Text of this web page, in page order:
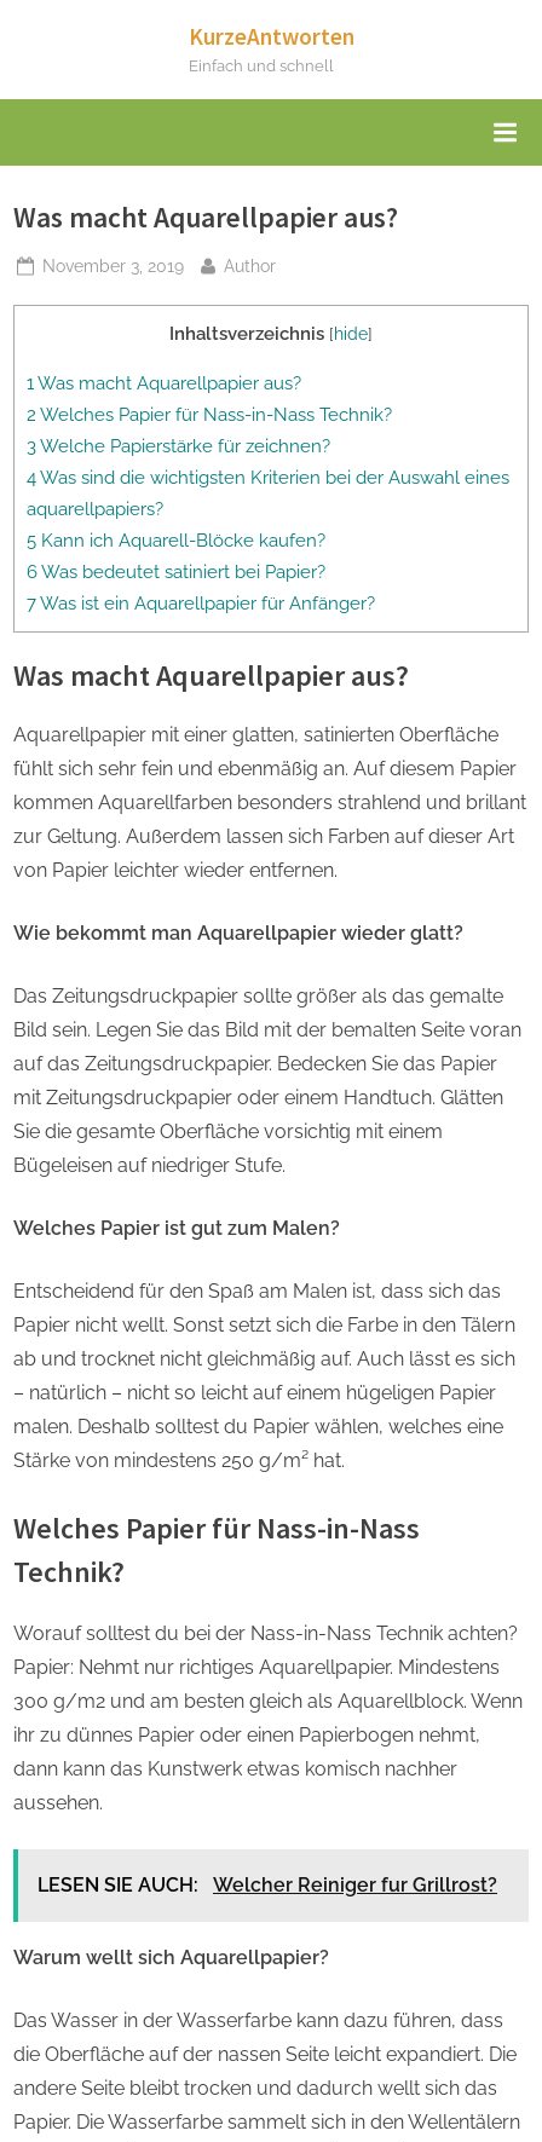
KurzeAntworten
Einfach und schnell
Was macht Aquarellpapier aus?
Posted
November 3, 2019 By
Author
Inhaltsverzeichnis [hide]
1 Was macht Aquarellpapier aus?
2 Welches Papier für Nass-in-Nass Technik?
3 Welche Papierstärke für zeichnen?
4 Was sind die wichtigsten Kriterien bei der Auswahl eines
aquarellpapiers?
5 Kann ich Aquarell-Blöcke kaufen?
6 Was bedeutet satiniert bei Papier?
7 Was ist ein Aquarellpapier für Anfänger?
Was macht Aquarellpapier aus?
Aquarellpapier mit einer glatten, satinierten Oberfläche
fühlt sich sehr fein und ebenmäßig an. Auf diesem Papier
kommen Aquarellfarben besonders strahlend und brillant
zur Geltung. Außerdem lassen sich Farben auf dieser Art
von Papier leichter wieder entfernen.
Wie bekommt man Aquarellpapier wieder glatt?
Das Zeitungsdruckpapier sollte größer als das gemalte
Bild sein. Legen Sie das Bild mit der bemalten Seite voran
auf das Zeitungsdruckpapier. Bedecken Sie das Papier
mit Zeitungsdruckpapier oder einem Handtuch. Glätten
Sie die gesamte Oberfläche vorsichtig mit einem
Bügeleisen auf niedriger Stufe.
Welches Papier ist gut zum Malen?
Entscheidend für den Spaß am Malen ist, dass sich das
Papier nicht wellt. Sonst setzt sich die Farbe in den Tälern
ab und trocknet nicht gleichmäßig auf. Auch lässt es sich
– natürlich – nicht so leicht auf einem hügeligen Papier
malen. Deshalb solltest du Papier wählen, welches eine
Stärke von mindestens 250 g/m² hat.
Welches Papier für Nass-in-Nass
Technik?
Worauf solltest du bei der Nass-in-Nass Technik achten?
Papier: Nehmt nur richtiges Aquarellpapier. Mindestens
300 g/m2 und am besten gleich als Aquarellblock. Wenn
ihr zu dünnes Papier oder einen Papierbogen nehmt,
dann kann das Kunstwerk etwas komisch nachher
aussehen.
LESEN SIE AUCH: Welcher Reiniger fur Grillrost?
Warum wellt sich Aquarellpapier?
Das Wasser in der Wasserfarbe kann dazu führen, dass
die Oberfläche auf der nassen Seite leicht expandiert. Die
andere Seite bleibt trocken und dadurch wellt sich das
Papier. Die Wasserfarbe sammelt sich in den Wellentälern